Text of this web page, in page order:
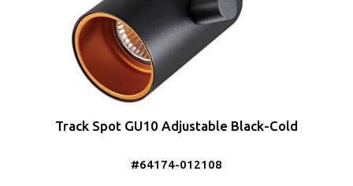
Track Spot GU10 Adjustable Black-Cold
#64174-012108